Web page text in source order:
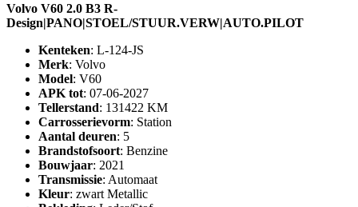
Volvo V60 2.0 B3 R-
Design|PANO|STOEL/STUUR.VERW|AUTO.PILOT
Kenteken: L-124-JS
Merk: Volvo
Model: V60
APK tot: 07-06-2027
Tellerstand: 131422 KM
Carrosserievorm: Station
Aantal deuren: 5
Brandstofsoort: Benzine
Bouwjaar: 2021
Transmissie: Automaat
Kleur: zwart Metallic